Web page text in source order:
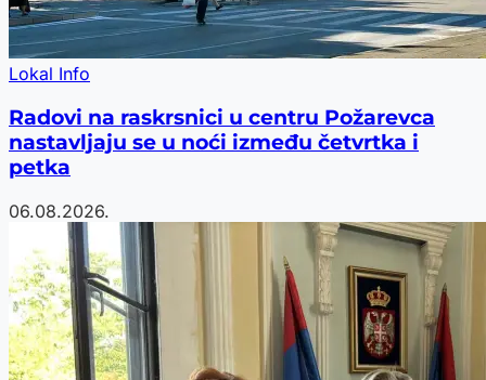
Lokal Info
Radovi na raskrsnici u centru Požarevca
nastavljaju se u noći između četvrtka i
petka
06.08.2026.